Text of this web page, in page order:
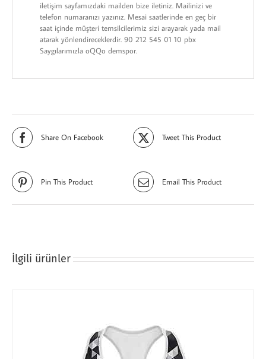
iletişim sayfamızdaki mailden bize iletiniz. Mailinizi ve
telefon numaranızı yazınız. Mesai saatlerinde en geç bir
saat içinde müşteri temsilcilerimiz sizi arayarak yada mail
atarak yönlendireceklerdir. 90 212 545 01 10 pbx
Saygılarımızla oQQo demspor.
Share On Facebook Tweet This Product
Pin This Product Email This Product
İlgili ürünler